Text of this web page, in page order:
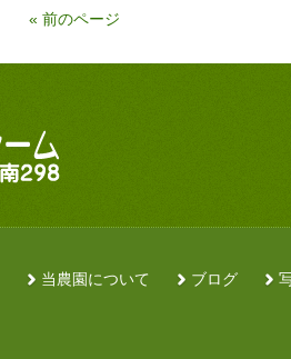
« 前のページ
当農園について ブログ